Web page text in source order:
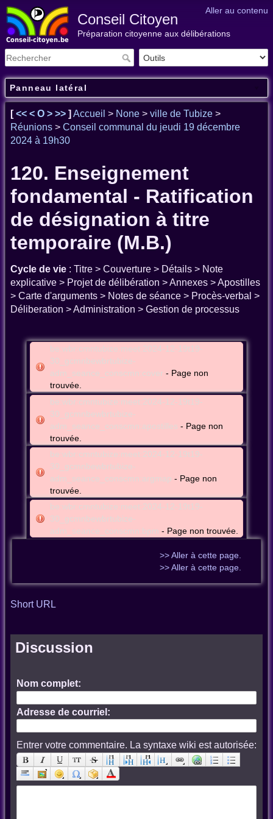
Aller au contenu
Conseil Citoyen
Préparation citoyenne aux délibérations
Panneau latéral
[<< < O > >> ] Accueil > None > ville de Tubize >
Réunions > Conseil communal du jeudi 19 décembre
2024 à 19h30
120. Enseignement
fondamental - Ratification
de désignation à titre
temporaire (M.B.)
Cycle de vie : Titre > Couverture > Détails > Note
explicative > Projet de délibération > Annexes > Apostilles
> Carte d'arguments > Notes de séance > Procès-verbal >
Déliberation > Administration > Gestion de processus
be:wbr:cmntubize:meet:2024-12-19t19-
30_gcmnbewbrtubize-
adm_seance_conscmn:cover - Page non
trouvée.
be:wbr:cmntubize:meet:2024-12-19t19-
30_gcmnbewbrtubize-
adm_seance_conscmn:apostilles - Page non
trouvée.
be:wbr:cmntubize:meet:2024-12-19t19-
30_gcmnbewbrtubize-
adm_seance_conscmn:argmap - Page non
trouvée.
be:wbr:cmntubize:meet:2024-12-19t19-
30_gcmnbewbrtubize-
adm_seance_conscmn:bpm - Page non trouvée.
>> Aller à cette page.
>> Aller à cette page.
Short URL
Discussion
Nom complet:
Adresse de courriel:
Entrer votre commentaire. La syntaxe wiki est autorisée: